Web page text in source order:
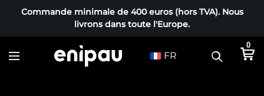
Commande minimale de 400 euros (hors TVA). Nous
livrons dans toute l'Europe.
FR
0